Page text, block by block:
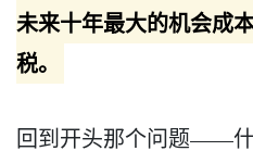
未来十年最大的机会成
税。
回到开头那个问题——什